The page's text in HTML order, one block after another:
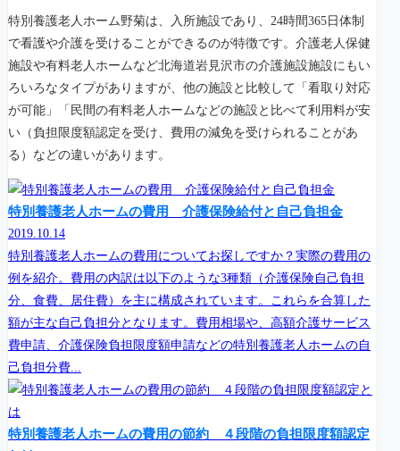
特別養護老人ホーム野菊は、入所施設であり、24時間365日体制
で看護や介護を受けることができるのが特徴です。介護老人保健
施設や有料老人ホームなど北海道岩見沢市の介護施設施設にもい
ろいろなタイプがありますが、他の施設と比較して「看取り対応
が可能」「民間の有料老人ホームなどの施設と比べて利用料が安
い（負担限度額認定を受け、費用の減免を受けられることがあ
る）などの違いがあります。
特別養護老人ホームの費用 介護保険給付と自己負担金
2019.10.14
特別養護老人ホームの費用についてお探しですか？実際の費用の
例を紹介。費用の内訳は以下のような3種類（介護保険自己負担
分、食費、居住費）を主に構成されています。これらを合算した
額が主な自己負担分となります。費用相場や、高額介護サービス
費申請、介護保険負担限度額申請などの特別養護老人ホームの自
己負担分費...
特別養護老人ホームの費用の節約 ４段階の負担限度額認定